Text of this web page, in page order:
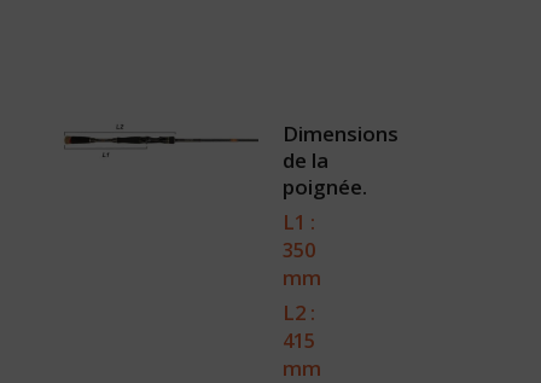
Dimensions
de la
poignée.
L1 :
350
mm
L2 :
415
mm